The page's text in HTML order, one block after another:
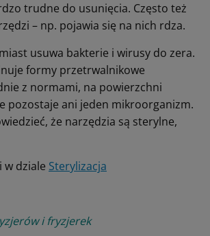
trudne do usunięcia. Często też
– np. pojawia się na nich rdza.
usuwa bakterie i wirusy do zera.
formy przetrwalnikowe
z normami, na powierzchni
pozostaje ani jeden mikroorganizm.
że narzędzia są sterylne,
w dziale Sterylizacja
i fryzjerek